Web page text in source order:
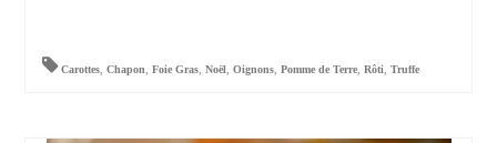
Carottes,Chapon,Foie Gras,Noël,Oignons,Pomme de Terre,Rôti,Truffe